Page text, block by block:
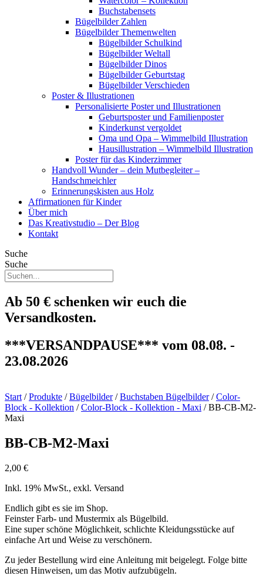
Buchstabensets
Bügelbilder Zahlen
Bügelbilder Themenwelten
Bügelbilder Schulkind
Bügelbilder Weltall
Bügelbilder Dinos
Bügelbilder Geburtstag
Bügelbilder Verschieden
Poster & Illustrationen
Personalisierte Poster und Illustrationen
Geburtsposter und Familienposter
Kinderkunst vergoldet
Oma und Opa – Wimmelbild Illustration
Hausillustration – Wimmelbild Illustration
Poster für das Kinderzimmer
Handvoll Wunder – dein Mutbegleiter –
Handschmeichler
Erinnerungskisten aus Holz
Affirmationen für Kinder
Über mich
Das Kreativstudio – Der Blog
Kontakt
Suche
Suche
Ab 50 € schenken wir euch die
Versandkosten.
***VERSANDPAUSE*** vom 08.08. -
23.08.2026
Start /Produkte /Bügelbilder/Buchstaben Bügelbilder/Color-
Block - Kollektion /Color-Block - Kollektion - Maxi / BB-CB-M2-
Maxi
BB-CB-M2-Maxi
2,00 €
Inkl. 19% MwSt., exkl. Versand
Endlich gibt es sie im Shop.
Feinster Farb- und Mustermix als Bügelbild.
Eine super schöne Möglichkeit, schlichte Kleidungsstücke auf
einfache Art und Weise zu verschönern.
Zu jeder Bestellung wird eine Anleitung mit beigelegt. Folge bitte
diesen Hinweisen, um das Motiv aufzubügeln.